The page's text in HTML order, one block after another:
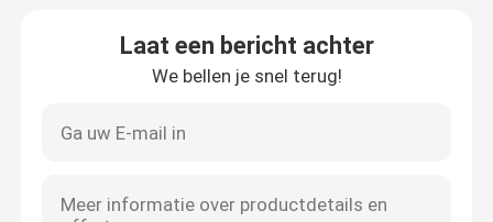
v groefsnijmachine
CNC Bladmachine Om metaal te snijden
CNC V Snijmachine
Laat een bericht achter
We bellen je snel terug!